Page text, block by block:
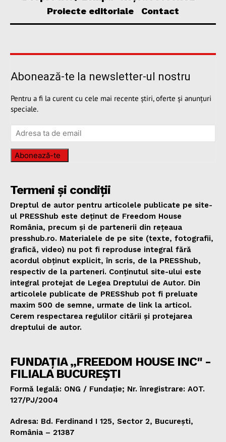
Proiecte editoriale
Contact
Abonează-te la newsletter-ul nostru
Pentru a fi la curent cu cele mai recente știri, oferte și anunțuri
speciale.
Abonează-te
Termeni și condiții
Dreptul de autor pentru articolele publicate pe site-
ul PRESShub este deținut de Freedom House
România, precum și de partenerii din rețeaua
presshub.ro. Materialele de pe site (texte, fotografii,
grafică, video) nu pot fi reproduse integral fără
acordul obținut explicit, în scris, de la PRESShub,
respectiv de la parteneri. Conținutul site-ului este
integral protejat de Legea Dreptului de Autor. Din
articolele publicate de PRESShub pot fi preluate
maxim 500 de semne, urmate de link la articol.
Cerem respectarea regulilor citării și protejarea
dreptului de autor.
FUNDAȚIA „FREEDOM HOUSE INC" -
FILIALA BUCUREȘTI
Formă legală: ONG / Fundație; Nr. înregistrare: AOT.
127/PJ/2004
Adresa: Bd. Ferdinand I 125, Sector 2, București,
România – 21387